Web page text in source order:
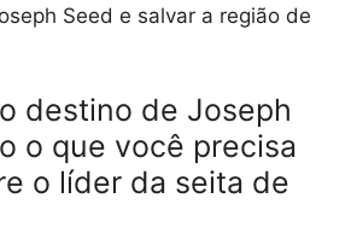
Seed e salvar a região de
destino de Joseph
o que você precisa
o líder da seita de